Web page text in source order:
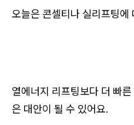
오늘은 콘셀티나 실리프팅에
열에너지 리프팅보다 더 빠
은 대안이 될 수 있어요.